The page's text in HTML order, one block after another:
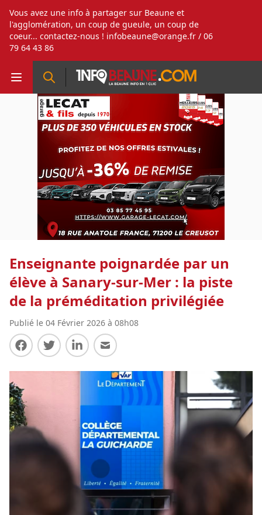
Vous avez une info à partager sur Beaune et
l'agglomération, un coup de gueule, un coup de
coeur... contactez-nous ! infobeaune@orange.fr / 06
79 64 43 86
Enseignante poignardée par un
élève à Sanary-sur-Mer : la piste
de la préméditation privilégiée
Publié le 04 Février 2026 à 08h08
Partager sur Facebook
Partager sur Twitter
Partager sur LinkedIn
Partager par E-mail